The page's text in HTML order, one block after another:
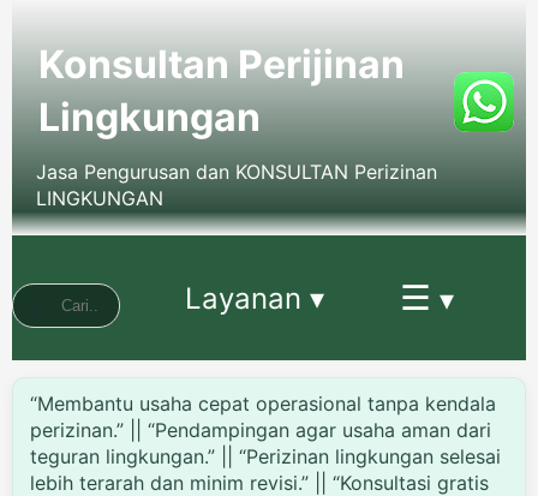
Konsultan Perijinan
Lingkungan
Jasa Pengurusan dan KONSULTAN Perizinan
LINGKUNGAN
Layanan ▾ ☰ ▾
“Membantu usaha cepat operasional tanpa kendala
perizinan.” || “Pendampingan agar usaha aman dari
teguran lingkungan.” || “Perizinan lingkungan selesai
lebih terarah dan minim revisi.” || “Konsultasi gratis